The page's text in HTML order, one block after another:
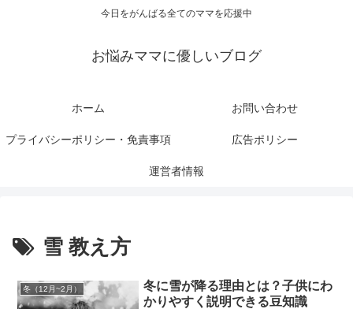
今日をがんばる全てのママを応援中
お悩みママに優しいブログ
ホーム お問い合わせ
プライバシーポリシー・免責事項 広告ポリシー
運営者情報
雪 教え方
冬（12月~2月）
冬に雪が降る理由とは？子供にわ
かりやすく説明できる豆知識